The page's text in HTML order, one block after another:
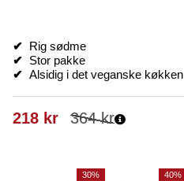
✔
Rig sødme
✔ Stor pakke
✔ Alsidig i det veganske køkken
364kr
218 kr
30 40